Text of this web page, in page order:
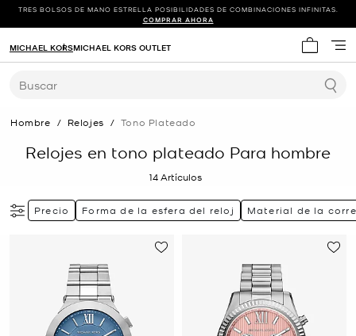
TRES BOLSOS DE MANO ESTRELLA POSIBILIDADES DE COMBINACIONES INFINITAS.
COMPRAR AHORA
Mi
MICHAEL KORSMICHAEL KORS OUTLET
Buscar
Hombre / Relojes / Tono Plateado
Relojes en tono plateado Para hombre
14 Artículos
Precio Forma de la esfera del reloj Material de la